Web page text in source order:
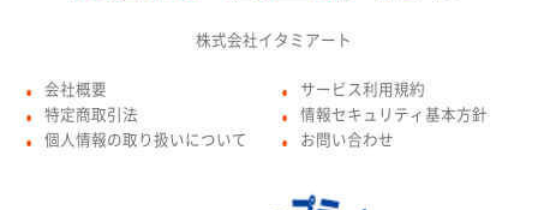
株式会社イタミアート
● 会社概要
● 特定商取引法
● 個人情報の取り扱いについて
● サービス利用規約
● 情報セキュリティ基本方針
● お問い合わせ